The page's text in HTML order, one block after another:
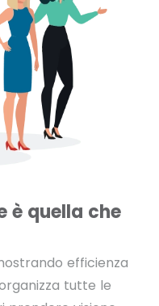
è quella che
efficienza
tutte le